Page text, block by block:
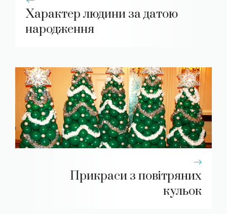
Характер людини за датою
народження
Прикраси з повітряних
кульок